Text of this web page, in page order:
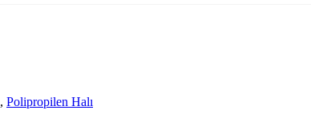
, Polipropilen Halı